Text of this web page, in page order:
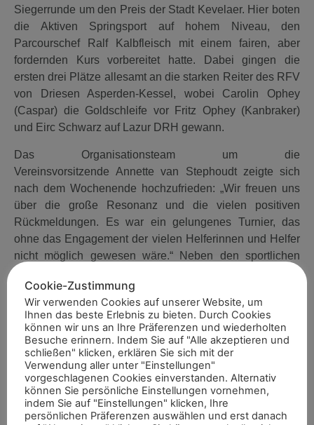
Siegerrunde um den Preis der Stadt Kevelaer. Hier boten
die Aktiven Springsport auf hohem Niveau, den
Parcourschef Ralf Kalbfleisch mit einem fairen, aber
fordernden Kurs vorbereitet hatte. Dabei gingen die
ersten drei Plätze allesamt an die starken Reiter des RFV
von Driesen Asperden-Kessel, wobei Carolin Ophey
(Caspar) die Goldschleife vor Fritz Ophey (Kanbraker)
und Eirc Schwarz auf Lazur DRH gewann.
Das Organisationsteam um die
Vereinsvorsitzende Annette van Stephoudt zeigte sich
nach dem Wochenende hochzufrieden: „Wir freuen uns
über die große Resonanz und die vielen positiven
Rückmeldungen. Es war ein gelungenes Turnier, das
ohne das Engagement der vielen Helferinnen und Helfer
nicht möglich gewesen wäre.“ Neben den sportlichen
das leibliche Wohl war wie gewohnt bestens gesorgt, der
Eintritt frei – ideale Bedingungen also für einen
sommerlichen Ausflug mit spannenden
Pferdesportmomenten.
Cookie-Zustimmung
Wir verwenden Cookies auf unserer Website, um
Ihnen das beste Erlebnis zu bieten. Durch Cookies
können wir uns an Ihre Präferenzen und wiederholten
Besuche erinnern. Indem Sie auf "Alle akzeptieren und
schließen" klicken, erklären Sie sich mit der
Verwendung aller unter "Einstellungen"
vorgeschlagenen Cookies einverstanden. Alternativ
können Sie persönliche Einstellungen vornehmen,
indem Sie auf "Einstellungen" klicken, Ihre
persönlichen Präferenzen auswählen und erst danach